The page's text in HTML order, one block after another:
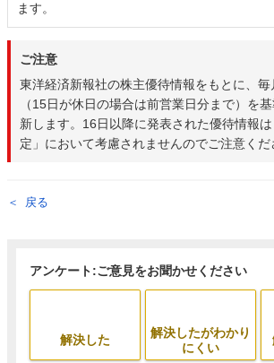
ます。
ご注意
東洋経済新報社の株主優待情報をもとに、
（15日が休日の場合は前営業日分まで）を
新します。16日以降に発表された優待情報
定」において考慮されませんのでご注意くだ
戻る
アンケート:ご意見をお聞かせください
解決した
解決したがわかり
にくい